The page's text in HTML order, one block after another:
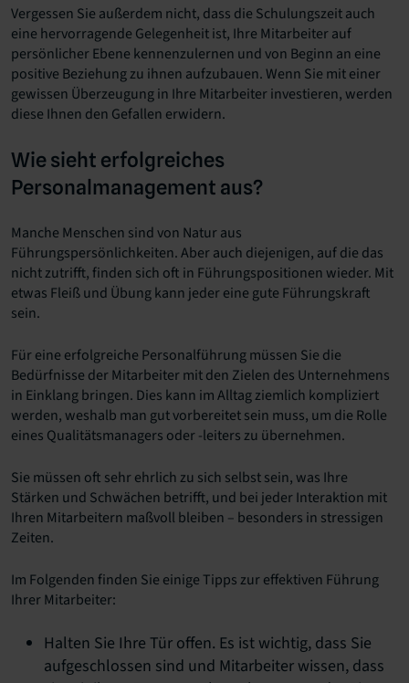
Vergessen Sie außerdem nicht, dass die Schulungszeit auch
eine hervorragende Gelegenheit ist, Ihre Mitarbeiter auf
persönlicher Ebene kennenzulernen und von Beginn an eine
positive Beziehung zu ihnen aufzubauen. Wenn Sie mit einer
gewissen Überzeugung in Ihre Mitarbeiter investieren, werden
diese Ihnen den Gefallen erwidern.
Wie sieht erfolgreiches
Personalmanagement aus?
Manche Menschen sind von Natur aus
Führungspersönlichkeiten. Aber auch diejenigen, auf die das
nicht zutrifft, finden sich oft in Führungspositionen wieder. Mit
etwas Fleiß und Übung kann jeder eine gute Führungskraft
sein.
Für eine erfolgreiche Personalführung müssen Sie die
Bedürfnisse der Mitarbeiter mit den Zielen des Unternehmens
in Einklang bringen. Dies kann im Alltag ziemlich kompliziert
werden, weshalb man gut vorbereitet sein muss, um die Rolle
eines Qualitätsmanagers oder -leiters zu übernehmen.
Sie müssen oft sehr ehrlich zu sich selbst sein, was Ihre
Stärken und Schwächen betrifft, und bei jeder Interaktion mit
Ihren Mitarbeitern maßvoll bleiben – besonders in stressigen
Zeiten.
Im Folgenden finden Sie einige Tipps zur effektiven Führung
Ihrer Mitarbeiter:
Halten Sie Ihre Tür offen. Es ist wichtig, dass Sie
aufgeschlossen sind und Mitarbeiter wissen, dass